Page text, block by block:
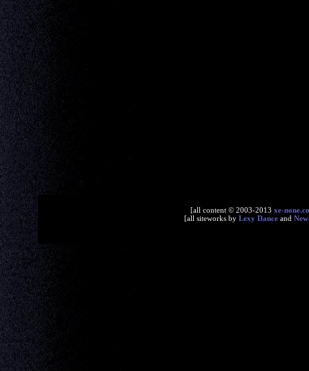
[all content © 2003-2013 xe-
[all siteworks by Lexy Danceand